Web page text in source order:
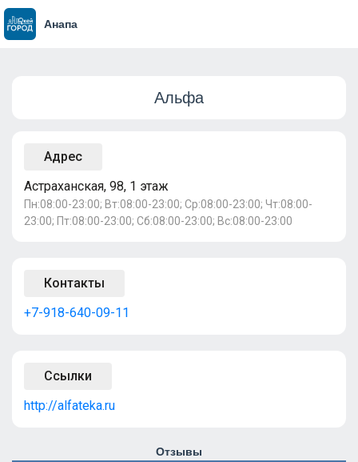
Анапа
Альфа
Адрес
Астраханская, 98, 1 этаж
Пн:08:00-23:00; Вт:08:00-23:00; Ср:08:00-23:00; Чт:08:00-
23:00; Пт:08:00-23:00; Сб:08:00-23:00; Вс:08:00-23:00
Контакты
+7-918-640-09-11
Ссылки
http://alfateka.ru
Отзывы